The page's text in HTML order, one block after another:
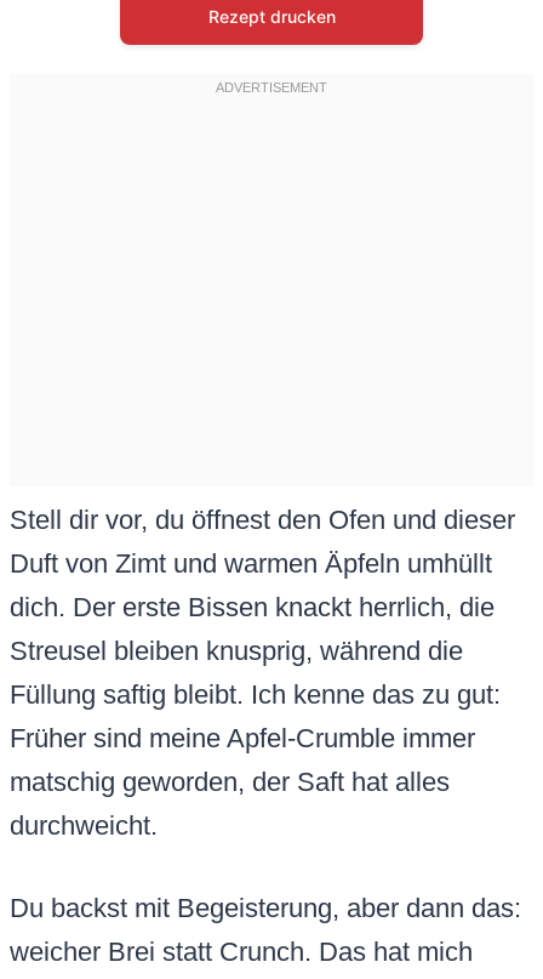
Rezept drucken
Stell dir vor, du öffnest den Ofen und dieser
Duft von Zimt und warmen Äpfeln umhüllt
dich. Der erste Bissen knackt herrlich, die
Streusel bleiben knusprig, während die
Füllung saftig bleibt. Ich kenne das zu gut:
Früher sind meine Apfel-Crumble immer
matschig geworden, der Saft hat alles
durchweicht.
Du backst mit Begeisterung, aber dann das:
weicher Brei statt Crunch. Das hat mich